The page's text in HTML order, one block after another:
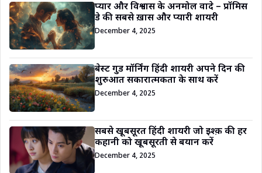
प्यार और विश्वास के अनमोल वादे – प्रॉमिस
डे की सबसे ख़ास और प्यारी शायरी
December 4, 2025
बेस्ट गुड मॉर्निंग हिंदी शायरी अपने दिन की
शुरुआत सकारात्मकता के साथ करें
December 4, 2025
सबसे खूबसूरत हिंदी शायरी जो इश्क़ की हर
कहानी को खूबसूरती से बयान करें
December 4, 2025